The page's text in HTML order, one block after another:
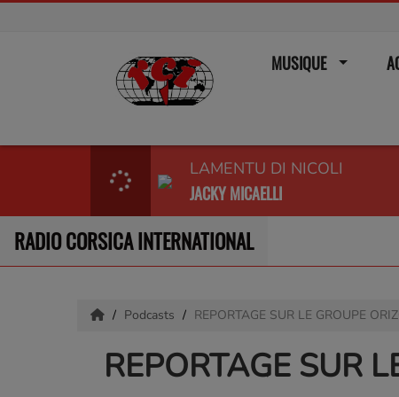
MUSIQUE
LAMENTU DI NICOLI
JACKY MICAELLI
RADIO CORSICA INTERNATIONAL
Podcasts REPORTAGE SUR LE GROUPE
REPORTAGE SUR